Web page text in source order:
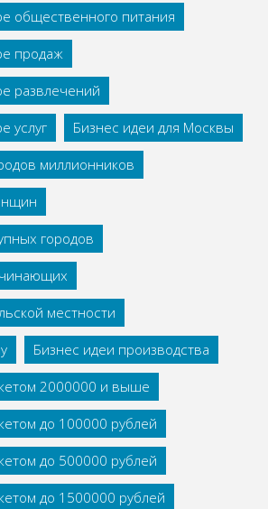
общественного питания
продаж
развлечений
услуг
Бизнес идеи для Москвы
миллионников
городов
местности
Бизнес идеи производства
2000000 и выше
до 100000 рублей
до 500000 рублей
до 1500000 рублей